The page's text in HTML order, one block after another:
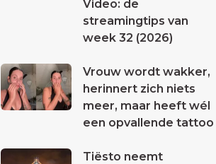
Video: de
streamingtips van
week 32 (2026)
Vrouw wordt wakker,
herinnert zich niets
meer, maar heeft wél
een opvallende tattoo
Tiësto neemt